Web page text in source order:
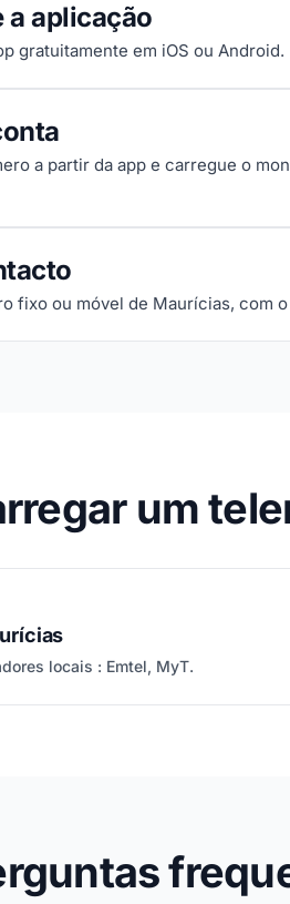
a aplicação
gratuitamente em iOS ou Android.
a partir da app e carregue o
fixo ou móvel de Maurícias, com
um
locais : Emtel, MyT.